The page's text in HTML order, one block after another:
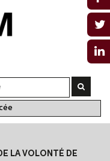
LA VOLONTÉ DE